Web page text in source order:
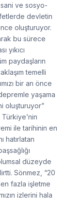
ve sosyo-
devletin
oluşturuyor.
bu sürece
yıkıcı
paydaşların
temelli
bir an önce
yaşama
oluşturuyor”
ile tarihinin en
hatırlatan
düzeyde
Sönmez, “20
fazla işletme
izlerini hala